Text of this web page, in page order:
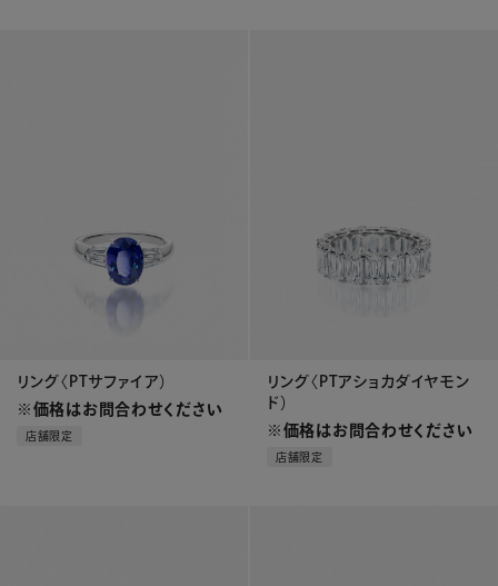
リング〈PTサファイア）
※価格はお問合わせください
店舗限定
リング〈PTアショカダイヤモン
ド）
※価格はお問合わせください
店舗限定